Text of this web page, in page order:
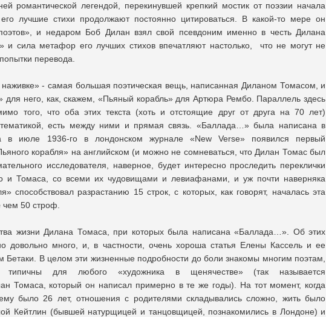
романтической легендой, перекинувшей крепкий мостик от поэзии начала
лучшие стихи продолжают постоянно цитироваться. В какой-то мере он
и недаром Боб Дилан взял свой псевдоним именно в честь Дилана
и сила метафор его лучших стихов впечатляют настолько, что не могут не
перевода.
- самая большая поэтическая вещь, написанная Диланом Томасом, и
для него, как, скажем, «Пьяный корабль» для Артюра Рембо. Параллель здесь
того, что оба этих текста (хоть и отстоящие друг от друга на 70 лет)
есть между ними и прямая связь. «Баллада…» была написана в
в июле 1936-го в лондонском журнале «New Verse» появился первый
корабля» на английском (и можно не сомневаться, что Дилан Томас был
исследователя, наверное, будет интересно проследить переклички
и Томаса, со всеми их чудовищами и левиафанами, и уж почти наверняка
способствовал разрастанию 15 строк, с которых, как говорят, началась эта
чем 50 строф.
жизни Дилана Томаса, при которых была написана «Баллада…». Об этих
довольно много, и, в частности, очень хороша статья Елены Кассель и ее
Бетаки. В целом эти жизненные подробности до боли знакомы многим поэтам,
для любого «художника в щенячестве» (так называется
Томаса, который он написал примерно в те же годы). На тот момент, когда
было 26 лет, отношения с родителями складывались сложно, жить было
Кейтлин (бывшей натурщицей и танцовщицей, познакомились в Лондоне) и